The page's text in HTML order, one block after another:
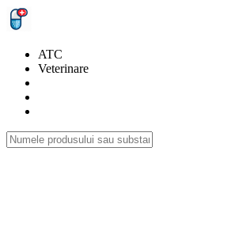
ATC
Veterinare